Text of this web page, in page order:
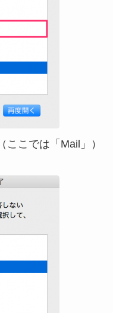
こでは「Mail」）